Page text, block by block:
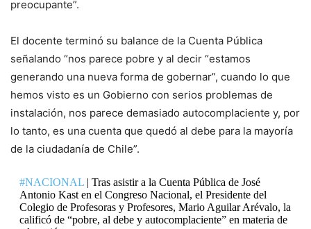
preocupante”.
El docente terminó su balance de la Cuenta Pública
señalando “nos parece pobre y al decir “estamos
generando una nueva forma de gobernar”, cuando lo que
hemos visto es un Gobierno con serios problemas de
instalación, nos parece demasiado autocomplaciente y, por
lo tanto, es una cuenta que quedó al debe para la mayoría
de la ciudadanía de Chile”.
#NACIONAL| Tras asistir a la Cuenta Pública de José
Antonio Kast en el Congreso Nacional, el Presidente del
Colegio de Profesoras y Profesores, Mario Aguilar Arévalo, la
calificó de “pobre, al debe y autocomplaciente” en materia de